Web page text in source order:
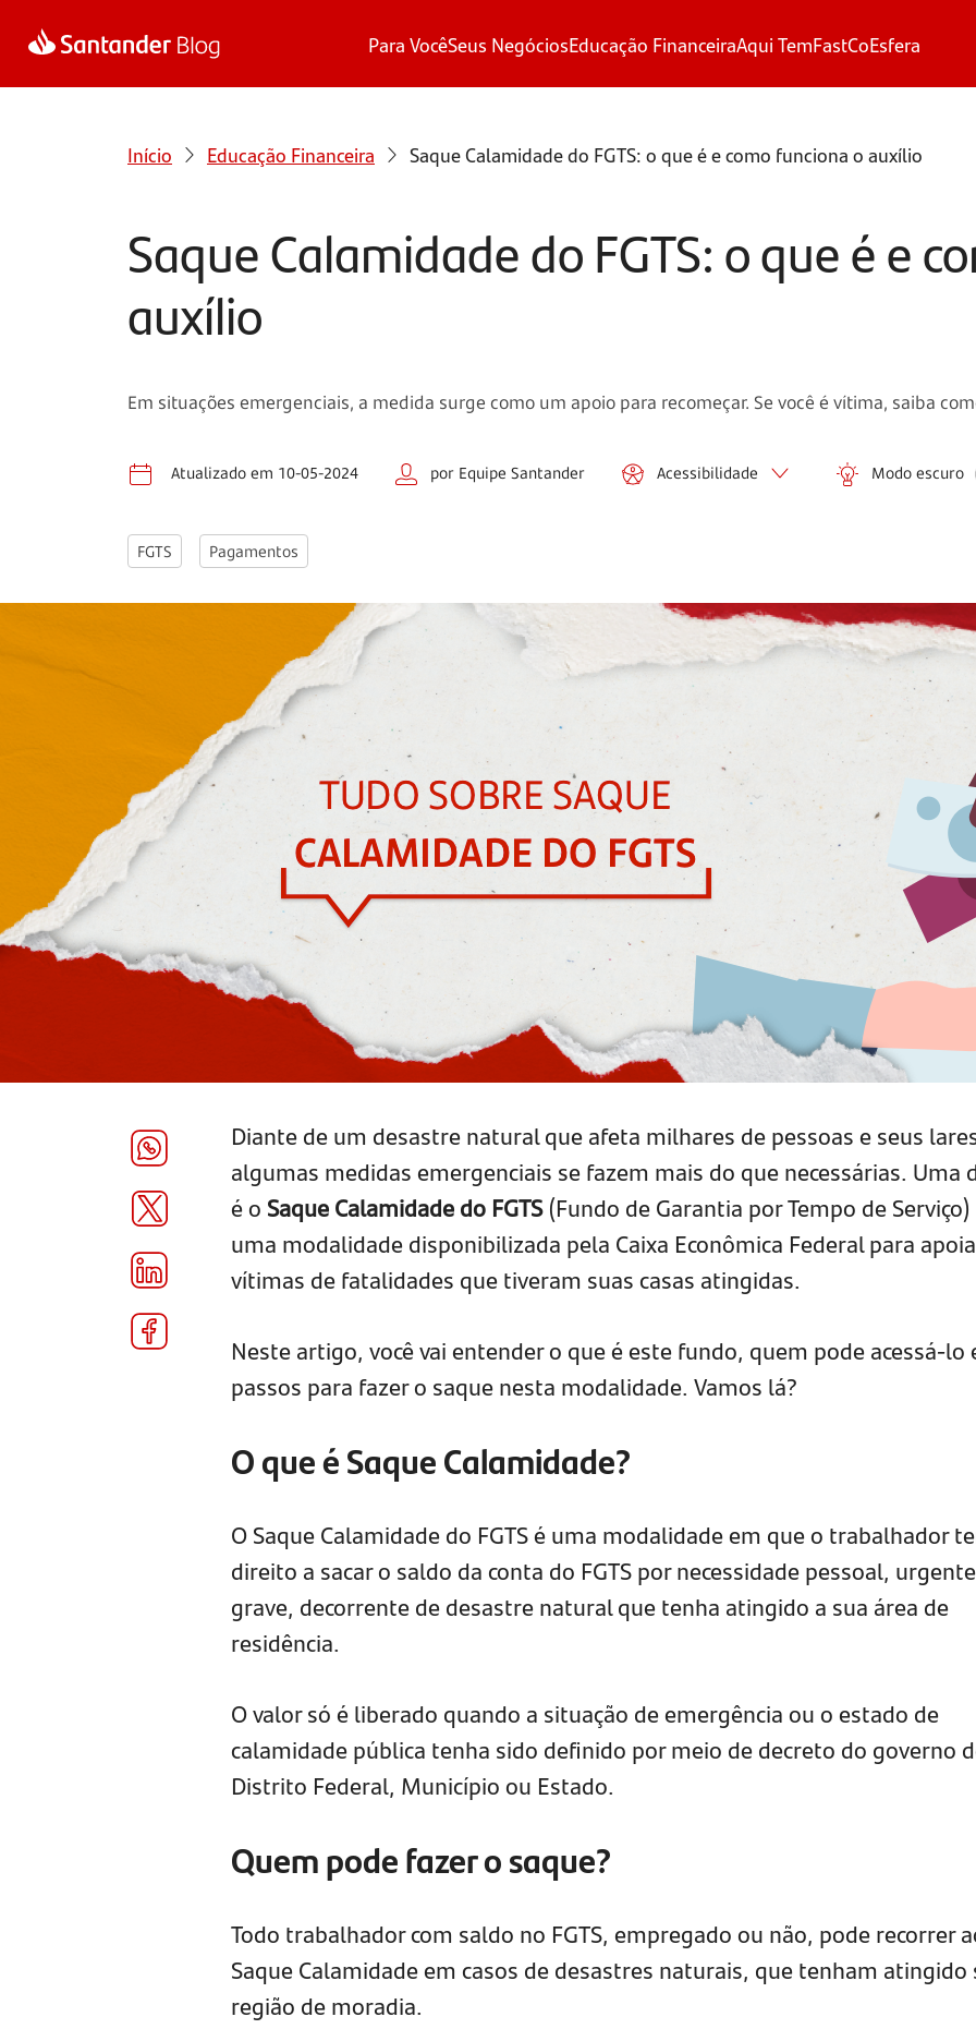
Para VocêSeus NegóciosEducação FinanceiraAqui TemFastCoEsfera
Início Educação Financeira Saque Calamidade do FGTS: o que é e como funciona o auxílio
Saque Calamidade do FGTS: o que é e
auxílio
Em situações emergenciais, a medida surge como um apoio para recomeçar. Se você é vítima, saiba
Atualizado em 10-05-2024 por Equipe Santander Acessibilidade Modo escuro
FGTS Pagamentos
Diante de um desastre natural que afeta milhares de pessoas e seus
algumas medidas emergenciais se fazem mais do que necessárias. Uma
é o Saque Calamidade do FGTS(Fundo de Garantia por Tempo de Serviço)
uma modalidade disponibilizada pela Caixa Econômica Federal para
vítimas de fatalidades que tiveram suas casas atingidas.
Neste artigo, você vai entender o que é este fundo, quem pode acessá-lo
passos para fazer o saque nesta modalidade. Vamos lá?
O que é Saque Calamidade?
O Saque Calamidade do FGTS é uma modalidade em que o trabalhador
direito a sacar o saldo da conta do FGTS por necessidade pessoal,
grave, decorrente de desastre natural que tenha atingido a sua área de
residência.
O valor só é liberado quando a situação de emergência ou​ o estado de
calamidade pública tenha sido definido por meio de decreto do governo
Distrito Federal, Município ou Estado.
Quem pode fazer o saque?
Todo trabalhador com saldo no FGTS, empregado ou não, pode recorrer
Saque Calamidade em casos de desastres naturais, que tenham atingido
região de moradia.